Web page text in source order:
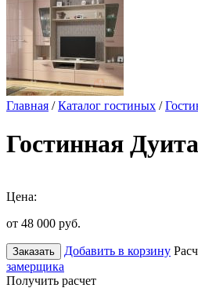
Главная /Каталог гостиных /
Гостинная
Цена:
от 48 000 руб.
Заказать Добавить в корзину
замерщика
Получить расчет